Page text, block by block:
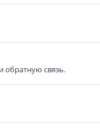
обратную связь.